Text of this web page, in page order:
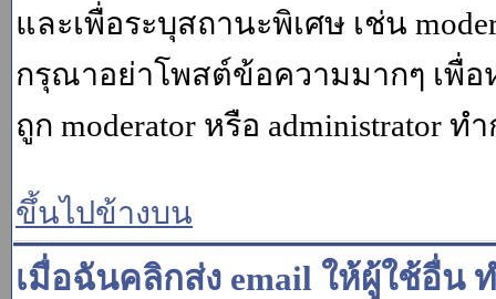
และเพื่อระบุสถานะพิเศษ เช่น
กรุณาอย่าโพสต์ข้อความมากๆ เพื่
ถูก moderator หรือ administrator
ขึ้นไปข้างบน
เมื่อฉันคลิกส่ง email ให้ผู้ใช้อื่น